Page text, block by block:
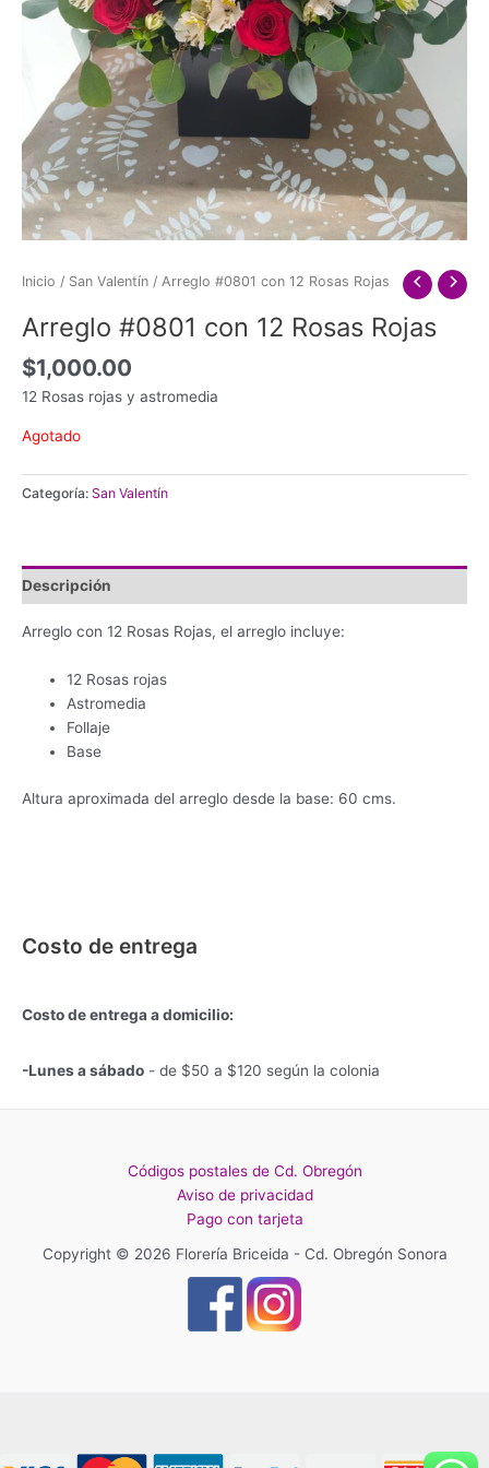
Inicio / San Valentín / Arreglo #0801 con 12 Rosas Rojas
Arreglo #0801 con 12 Rosas Rojas
$1,000.00
12 Rosas rojas y astromedia
Agotado
Categoría: San Valentín
Descripción
Arreglo con 12 Rosas Rojas, el arreglo incluye:
12 Rosas rojas
Astromedia
Follaje
Base
Altura aproximada del arreglo desde la base: 60 cms.
Costo de entrega
Costo de entrega a domicilio:
-Lunes a sábado - de $50 a $120 según la colonia
Códigos postales de Cd. Obregón
Aviso de privacidad
Pago con tarjeta
Copyright © 2026 Florería Briceida - Cd. Obregón Sonora